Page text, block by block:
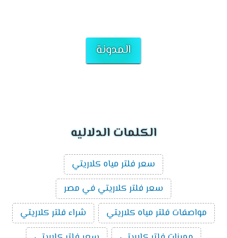
المدونة
الكلمات الدلاليه
سعر فلتر مياه كلاريتي
سعر فلتر كلاريتي في مصر
مواصفات فلتر مياه كلاريتي
شراء فلتر كلاريتي